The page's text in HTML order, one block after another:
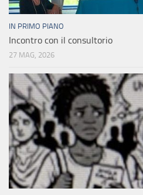
IN PRIMO PIANO
Incontro con il consultorio
27 MAG, 2026